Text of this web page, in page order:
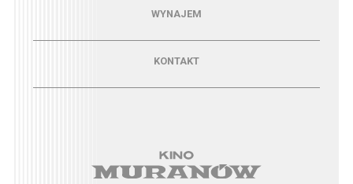
Menu - wynajemWYNAJEM
KONTAKT